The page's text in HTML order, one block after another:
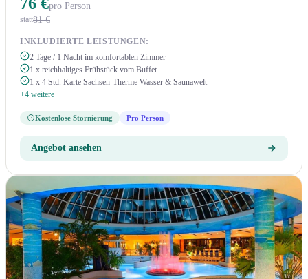
pro Person
statt81 €
INKLUDIERTE LEISTUNGEN:
2 Tage / 1 Nacht im komfortablen Zimmer
1 x reichhaltiges Frühstück vom Buffet
1 x 4 Std. Karte Sachsen-Therme Wasser & Saunawelt
+4 weitere
Kostenlose Stornierung Pro Person
Angebot ansehen